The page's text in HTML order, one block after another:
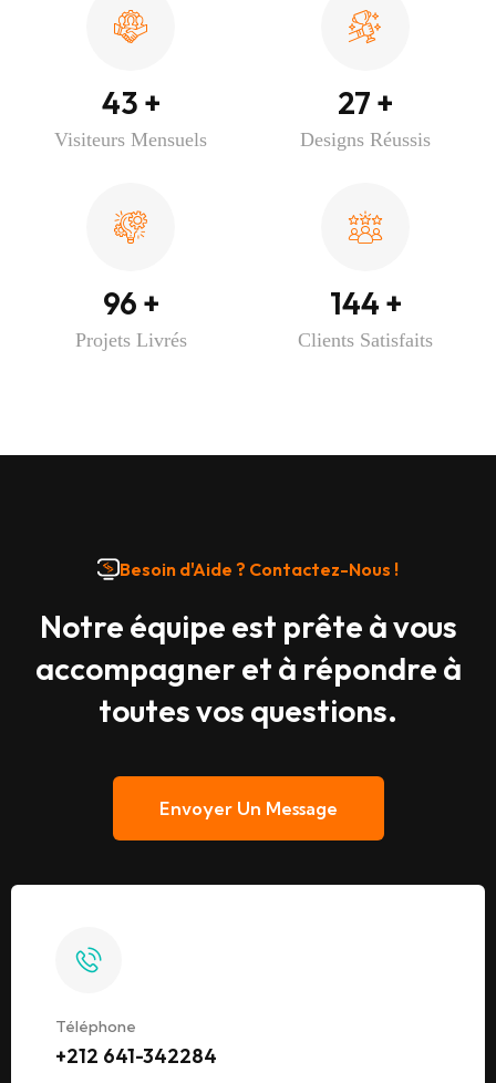
43 +
Visiteurs Mensuels
27 +
Designs Réussis
100+
Projets Livrés
150 +
Clients Satisfaits
Besoin d'Aide ? Contactez-Nous !
Notre équipe est prête à vous
accompagner et à répondre à
toutes vos questions.
Envoyer Un Message
Téléphone
+212 641-342284